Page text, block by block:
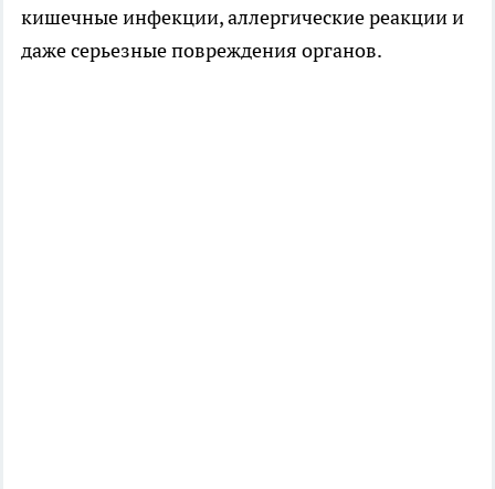
кишечные инфекции, аллергические реакции и
даже серьезные повреждения органов.